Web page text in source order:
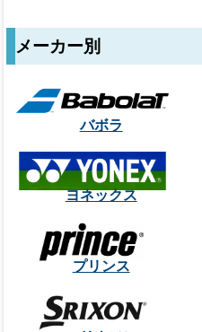
メーカー別
バボラ
ヨネックス
プリンス